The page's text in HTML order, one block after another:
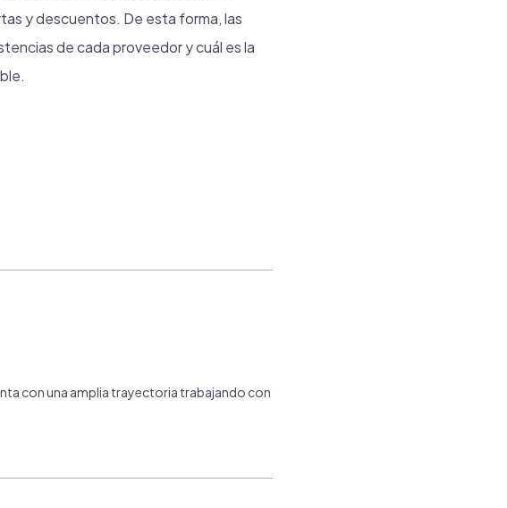
y descuentos. De esta forma, las
de cada proveedor y cuál es la
con una amplia trayectoria trabajando con